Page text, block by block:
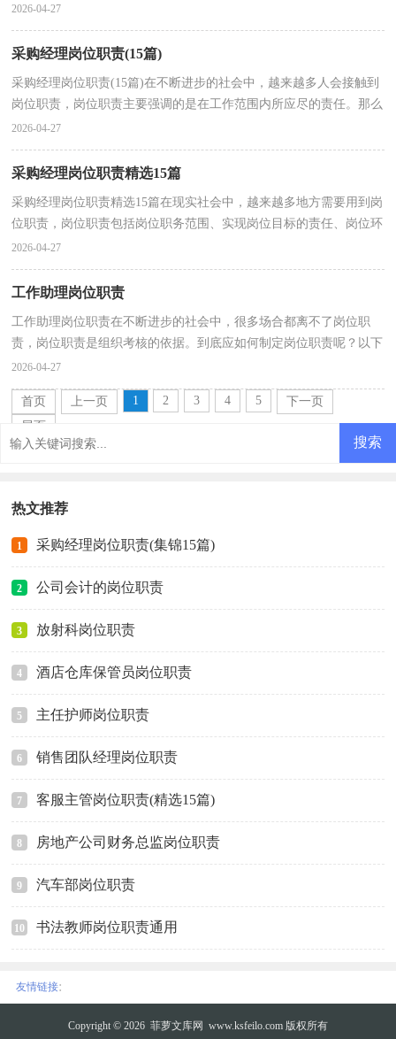
范围，职责是职务与责任的统一，由授权范围和相应的...
2026-04-27
采购经理岗位职责(15篇)
采购经理岗位职责(15篇)在不断进步的社会中，越来越多人会接触到
岗位职责，岗位职责主要强调的是在工作范围内所应尽的责任。那么
岗位职责的格式，你掌握了吗？下面是小编精心整理的...
2026-04-27
采购经理岗位职责精选15篇
采购经理岗位职责精选15篇在现实社会中，越来越多地方需要用到岗
位职责，岗位职责包括岗位职务范围、实现岗位目标的责任、岗位环
境、岗位任职资格及各个岗位之间的相互关系等。...
2026-04-27
工作助理岗位职责
工作助理岗位职责在不断进步的社会中，很多场合都离不了岗位职
责，岗位职责是组织考核的依据。到底应如何制定岗位职责呢？以下
是小编帮大家整理的工作助理岗位职责，欢迎阅读，希望大...
2026-04-27
首页 上一页 1 2 3 4 5
下一页
尾页
热文推荐
1 采购经理岗位职责(集锦15篇)
2 公司会计的岗位职责
3 放射科岗位职责
4 酒店仓库保管员岗位职责
5 主任护师岗位职责
6 销售团队经理岗位职责
7 客服主管岗位职责(精选15篇)
8 房地产公司财务总监岗位职责
9 汽车部岗位职责
10 书法教师岗位职责通用
友情链接:
Copyright © 2026 菲萝文库网 www.ksfeilo.com 版权所有